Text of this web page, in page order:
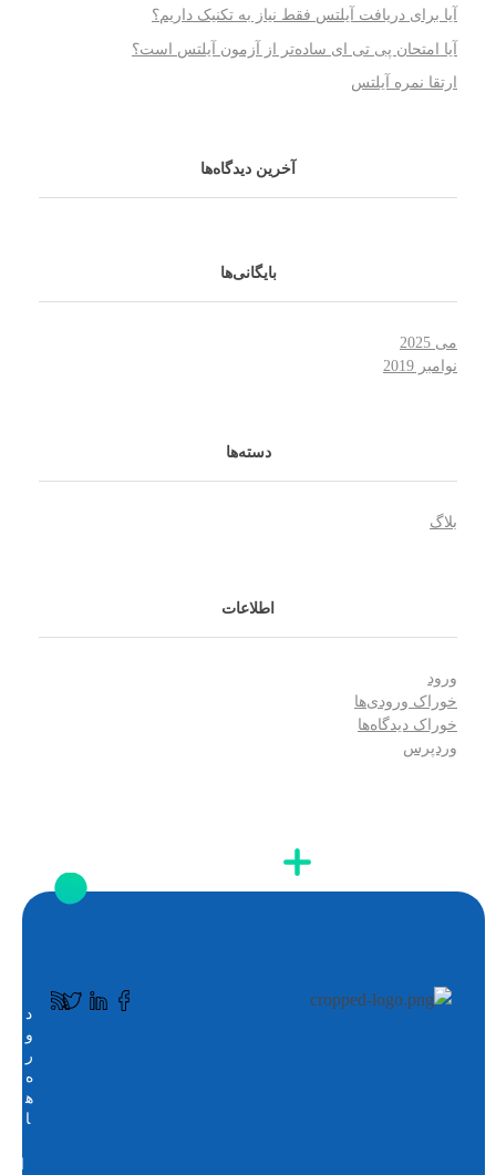
آیا برای دریافت آیلتس فقط نیاز به تکنیک داریم؟
آیا امتحان پی تی ای ساده‌تر از آزمون آیلتس است؟
ارتقا نمره آیلتس
آخرین دیدگاه‌ها
بایگانی‌ها
می 2025
نوامبر 2019
دسته‌ها
بلاگ
اطلاعات
ورود
خوراک ورودی‌ها
خوراک دیدگاه‌ها
وردپرس
د
و
ر
ه
ه
ا